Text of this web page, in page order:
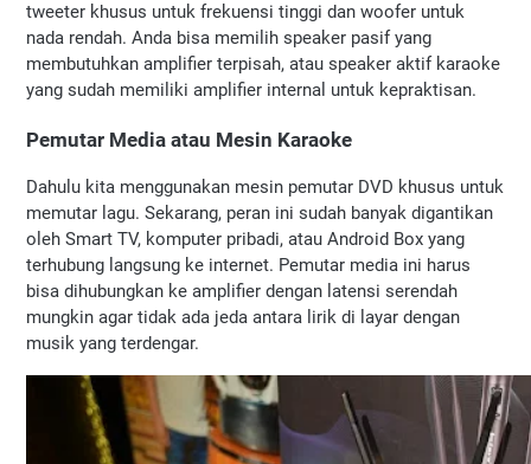
tweeter khusus untuk frekuensi tinggi dan woofer untuk
nada rendah. Anda bisa memilih speaker pasif yang
membutuhkan amplifier terpisah, atau speaker aktif karaoke
yang sudah memiliki amplifier internal untuk kepraktisan.
Pemutar Media atau Mesin Karaoke
Dahulu kita menggunakan mesin pemutar DVD khusus untuk
memutar lagu. Sekarang, peran ini sudah banyak digantikan
oleh Smart TV, komputer pribadi, atau Android Box yang
terhubung langsung ke internet. Pemutar media ini harus
bisa dihubungkan ke amplifier dengan latensi serendah
mungkin agar tidak ada jeda antara lirik di layar dengan
musik yang terdengar.